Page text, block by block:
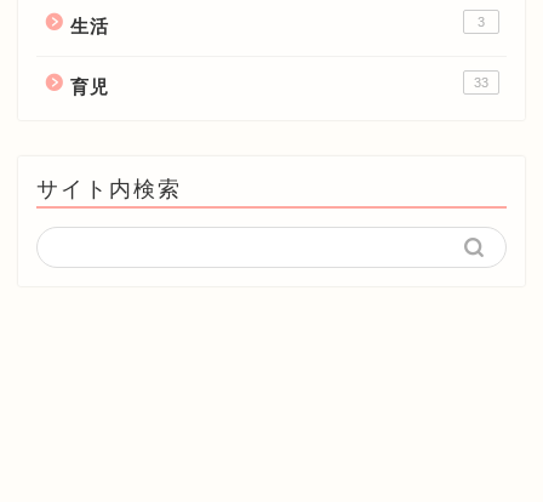
生活 3
育児 33
サイト内検索